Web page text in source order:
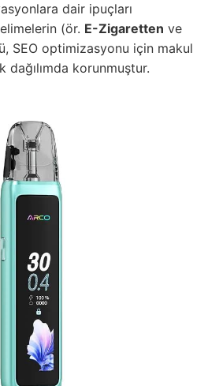
dair ipuçları
(ör. E-Zigaretten ve
SEO optimizasyonu için makul
korunmuştur.